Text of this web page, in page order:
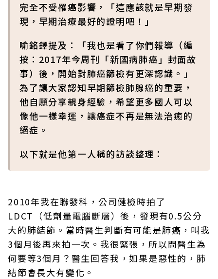
完全不受罹癌影響，「這應該就是早期發
現，早期治療最好的證明吧！」
喻銘鐸提及：「我也是看了你們報導（編
按：2017年今周刊「新國病肺癌」封面故
事）後，開始對肺癌篩檢有更深認識。」
為了讓大家認知早期篩檢肺腺癌的重要，
他自願分享親身經驗，希望更多國人可以
像他一樣幸運，讓癌症不再是無法治癒的
絕症。
以下就是他第一人稱的訪談整理：
2010年我在聯發科，公司健檢時拍了
LDCT（低劑量電腦斷層）後，發現有0.5公分
大的肺結節。當時醫生判斷有可能是肺癌，叫我
3個月後再來拍一次。我很緊張，所以問醫生為
何要等3個月？醫生回答我，如果是惡性的，肺
結節會長大有變化。